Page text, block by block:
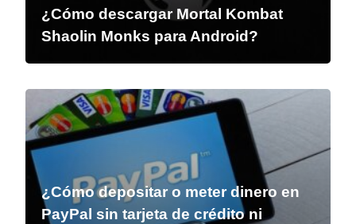
¿Cómo descargar Mortal Kombat
Shaolin Monks para Android?
¿Cómo depositar o meter dinero en
PayPal sin tarjeta de crédito ni